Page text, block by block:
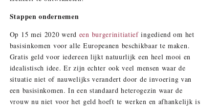
Stappen ondernemen
Op 15 mei 2020 werd een burgerinitiatiefingediend om het
basisinkomen voor alle Europeanen beschikbaar te maken.
Gratis geld voor iedereen lijkt natuurlijk een heel mooi en
idealistisch idee. Er zijn echter ook veel mensen waar de
situatie niet of nauwelijks verandert door de invoering van
een basisinkomen. In een standaard heterogezin waar de
vrouw nu niet voor het geld hoeft te werken en afhankelijk is